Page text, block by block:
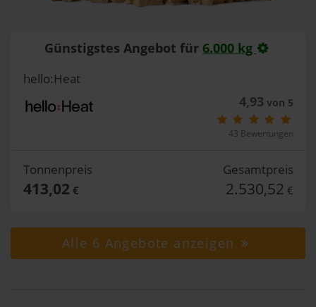
Günstigstes Angebot für 6.000 kg
hello:Heat
4,93 von 5
43 Bewertungen
Tonnenpreis
413,02 €
Gesamtpreis
2.530,52 €
Alle 6 Angebote anzeigen